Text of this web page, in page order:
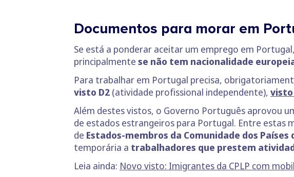
Documentos para morar em
Se está a ponderar aceitar um emprego em
principalmente se não tem nacionalidade
Para trabalhar em Portugal precisa,
visto D2 (atividade profissional independente), visto
Além destes vistos, o Governo Português aprovou
de estados estrangeiros para Portugal. Entre estas
de Estados-membros da Comunidade dos Países
temporária a trabalhadores que prestem
Leia ainda: Novo visto: Imigrantes da CPLP com